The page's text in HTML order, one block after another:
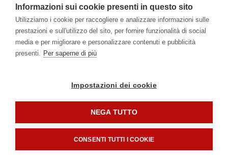
1.1 Applicazione
Foratura combinata
Convenienza nelle attività di foratura in
combinazione con sbavatura, smussatura
o lamatura.
Informazioni sui cookie presenti in questo sito
Utilizziamo i cookie per raccogliere e analizzare informazioni sulle
prestazioni e sull'utilizzo del sito, per fornire funzionalità di social
media e per migliorare e personalizzare contenuti e pubblicità
presenti. Per saperne di più
Impostazioni dei cookie
NEGA TUTTO
CONSENTI TUTTI I COOKIE